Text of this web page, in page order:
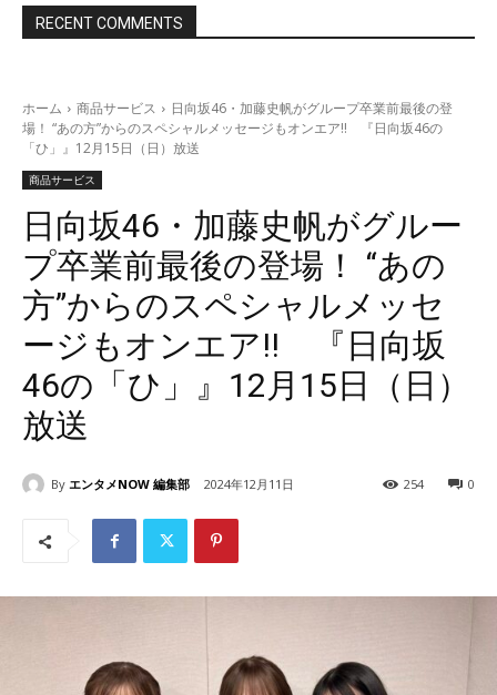
RECENT COMMENTS